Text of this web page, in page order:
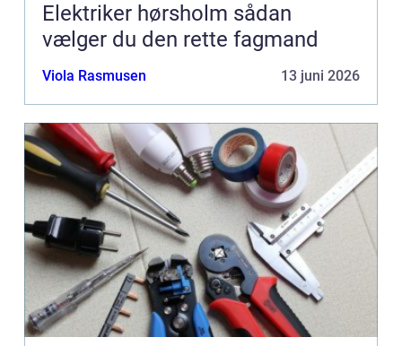
Elektriker hørsholm sådan
vælger du den rette fagmand
Viola Rasmusen 13 juni 2026